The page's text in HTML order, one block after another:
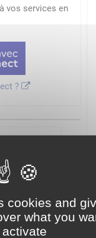
cookies and
what you
vos services en
?
oublié ?